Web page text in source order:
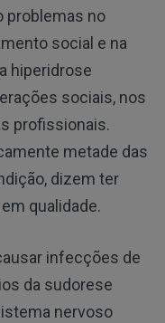
problemas no
social e na
hiperidrose
sociais, nos
profissionais.
metade das
dizem ter
qualidade.
infecções de
da sudorese
nervoso